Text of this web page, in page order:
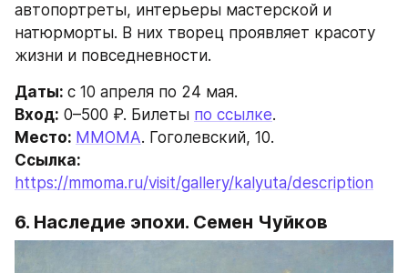
автопортреты, интерьеры мастерской и
натюрморты. В них творец проявляет красоту
жизни и повседневности.
Даты: c 10 апреля по 24 мая.
Вход: 0–500 ₽. Билеты по ссылке.
Место: ММОМА. Гоголевский, 10.
https://mmoma.ru/visit/gallery/kalyuta/description
6. Наследие эпохи. Семен Чуйков